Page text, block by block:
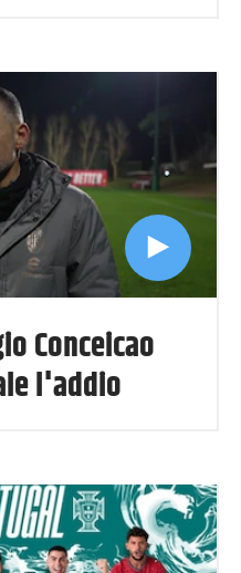
Conceicao
l'addio